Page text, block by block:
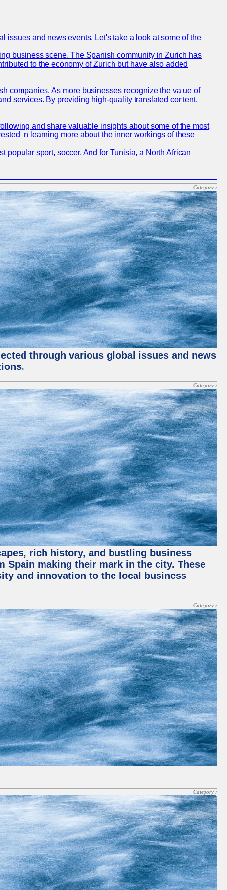
issues and news events. Let's take a look at some of the
business scene. The Spanish community in Zurich has
to the economy of Zurich but have also added
companies. As more businesses recognize the value of
services. By providing high-quality translated content,
and share valuable insights about some of the most
in learning more about the inner workings of these
popular sport, soccer. And for Tunisia, a North African
Category :
through various global issues and news
Category :
rich history, and bustling business
Spain making their mark in the city. These
and innovation to the local business
Category :
Category :